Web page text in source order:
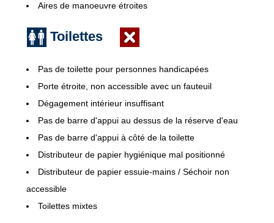
Aires de manoeuvre étroites
Toilettes
Pas de toilette pour personnes handicapées
Porte étroite, non accessible avec un fauteuil
Dégagement intérieur insuffisant
Pas de barre d'appui au dessus de la réserve d'eau
Pas de barre d'appui à côté de la toilette
Distributeur de papier hygiénique mal positionné
Distributeur de papier essuie-mains / Séchoir non
accessible
Toilettes mixtes